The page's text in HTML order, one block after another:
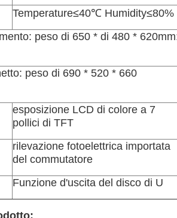
Temperature≤40℃ Humidity≤80%
peso di 650 * di 480 *
peso di 690 * 520 * 660
esposizione LCD di colore a 7
pollici di TFT
rilevazione fotoelettrica importata
del commutatore
Funzione d'uscita del disco di U